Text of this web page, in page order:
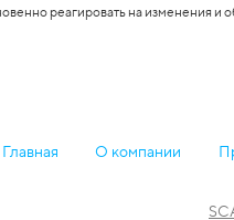
реагировать на изменения и
Главная О компании